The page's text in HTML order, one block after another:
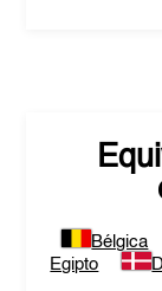
Bélgica
Egipto